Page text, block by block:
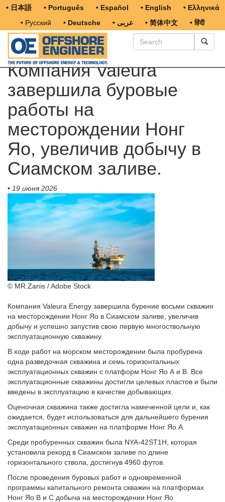
• 日本語 • Português • Español • English
• Ελληνικά
• Русский
• Deutsche • عربى • 简体中文 • हिंदी
Компания Valeura
завершила буровые
работы на
месторождении Нонг
Яо, увеличив добычу в
Сиамском заливе.
• 19 июня 2026
© MR.Zanis / Adobe Stock
Компания Valeura Energy завершила бурение восьми скважин
на месторождении Нонг Яо в Сиамском заливе, увеличив
добычу и успешно запустив свою первую многоствольную
эксплуатационную скважину.
В ходе работ на морском месторождении была пробурена
одна разведочная скважина и семь горизонтальных
эксплуатационных скважин с платформ Нонг Яо А и В. Все
эксплуатационные скважины достигли целевых пластов и были
введены в эксплуатацию в качестве добывающих.
Оценочная скважина также достигла намеченной цели и, как
ожидается, будет использоваться для дальнейшего бурения
эксплуатационных скважин на платформе Нонг Яо А.
Среди пробуренных скважин была NYA-42ST1H, которая
установила рекорд в Сиамском заливе по длине
горизонтального ствола, достигнув 4960 футов.
После проведения буровых работ и одновременной
программы капитального ремонта скважин на платформах
Нонг Яо B и C добыча на месторождении Нонг Яо